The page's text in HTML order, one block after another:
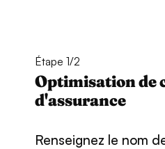
Étape 1/2
Optimisation de
d'assurance
Renseignez le nom